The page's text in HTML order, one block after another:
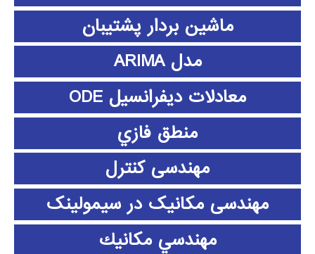
ماشین بردار پشتیبان
مدل ARIMA
معادلات دیفرانسیل ODE
منطق فازي
مهندسی کنترل
مهندسی مکانیک در سیمولینک
مهندسي مكانيك